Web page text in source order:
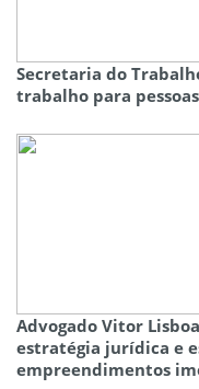
Secretaria do
trabalho para
Advogado Vitor
estratégia jurídica e
empreendimentos